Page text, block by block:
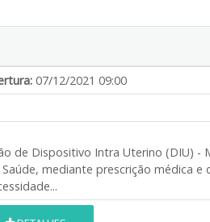
07/12/2021 09:00
de Dispositivo Intra Uterino (DIU) -
mediante prescrição médica